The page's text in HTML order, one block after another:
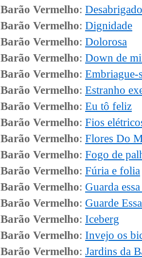
Barão Vermelho: Desabrigado
Barão Vermelho: Dignidade
Barão Vermelho: Dolorosa
Barão Vermelho: Down de
Barão Vermelho: Embriague-
Barão Vermelho: Estranho
Barão Vermelho: Eu tô feliz
Barão Vermelho: Fios
Barão Vermelho: Flores Do
Barão Vermelho: Fogo de
Barão Vermelho: Fúria e folia
Barão Vermelho: Guarda
Barão Vermelho: Guarde
Barão Vermelho: Iceberg
Barão Vermelho: Invejo os
Barão Vermelho: Jardins da